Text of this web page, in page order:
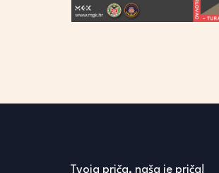
Tvoja priča, naša je priča!